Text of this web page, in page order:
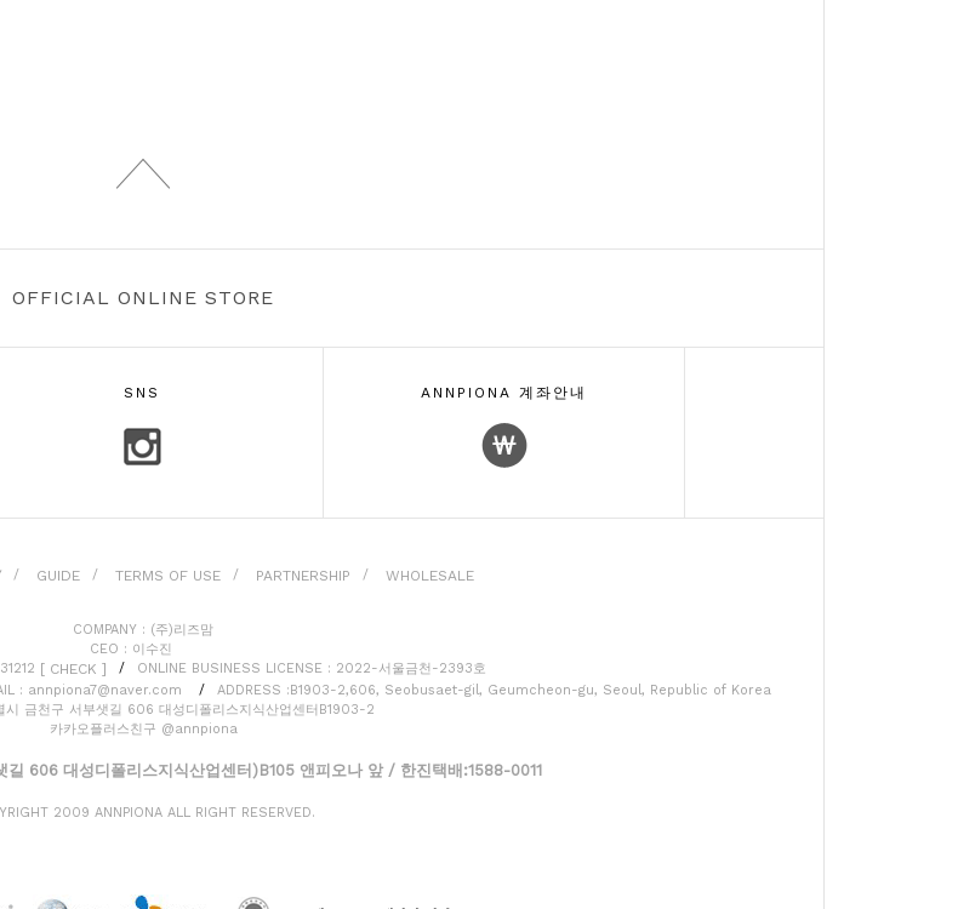
OFFICIAL ONLINE STORE
SNS ANNPIONA 계좌안내
/ GUIDE / TERMS OF USE / PARTNERSHIP / WHOLESALE
COMPANY : (주)리즈맘
CEO : 이수진
[ CHECK ] /
ONLINE BUSINESS LICENSE : 2022-서울금천-2393호
: annpiona7@naver.com /
ADDRESS :B1903-2,606, Seobusaet-gil, Geumcheon-gu, Seoul, Republic of Korea
시 금천구 서부샛길 606 대성디폴리스지식산업센터B1903-2
카카오플러스친구 @annpiona
길 606 대성디폴리스지식산업센터)B105 앤피오나 앞 / 한진택배:1588-0011
2009 ANNPIONA ALL RIGHT RESERVED.